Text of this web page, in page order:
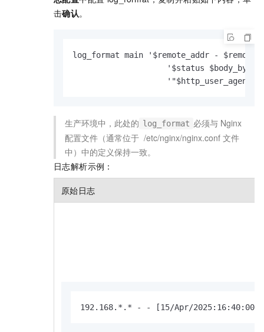
击确认。
log_format main '$remote_addr -
'$status
'"$http_user_agent"
生产环境中，此处的 log_format 必须与 Nginx
配置文件（通常位于 /etc/nginx/nginx.conf 文件
中）中的定义保持一致。
日志解析示例：
原始日志
192.168.*.* - - [15/Apr/2025:16:40:00